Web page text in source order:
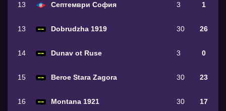
13 Септември София 3 1
13 Dobrudzha 1919 30 26
14 Dunav ot Ruse 3 0
15 Beroe Stara Zagora 30 23
16 Montana 1921 30 17